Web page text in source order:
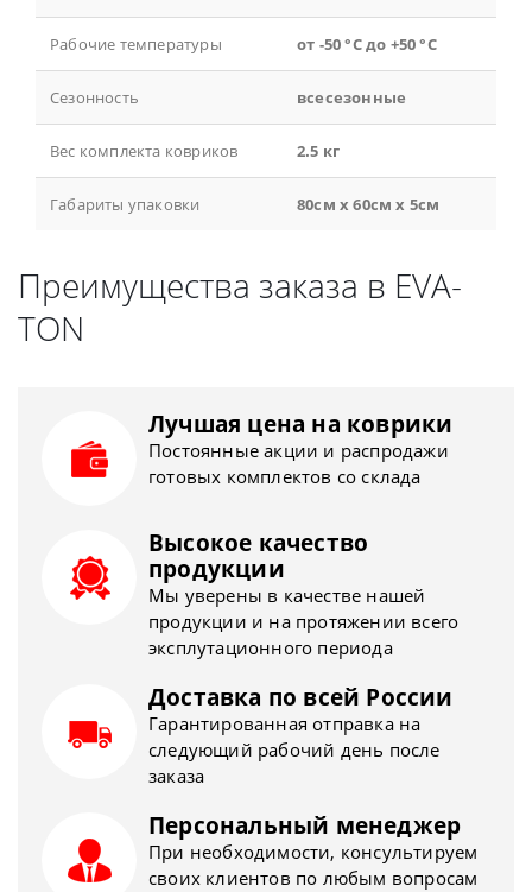
Рабочие температуры от -50 °С до +50 °С
Сезонность всесезонные
Вес комплекта ковриков 2.5 кг
Габариты упаковки 80см x 60см x 5см
Преимущества заказа в EVA-
TON
Лучшая цена на коврики
Постоянные акции и распродажи
готовых комплектов со склада
Высокое качество
продукции
Мы уверены в качестве нашей
продукции и на протяжении всего
эксплутационного периода
Доставка по всей России
Гарантированная отправка на
следующий рабочий день после
заказа
Персональный менеджер
При необходимости, консультируем
своих клиентов по любым вопросам